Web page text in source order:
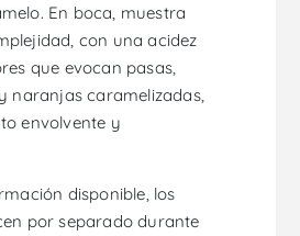
En boca, muestra
con una acidez
que evocan pasas,
naranjas caramelizadas,
envolvente y
disponible, los
por separado durante